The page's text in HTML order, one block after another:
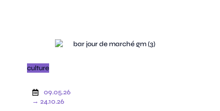
culture
09.05.26
→ 24.10.26